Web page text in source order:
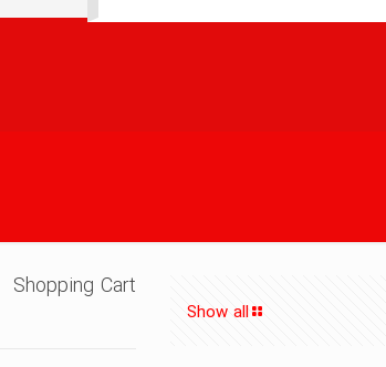
Show all
Shopping Cart